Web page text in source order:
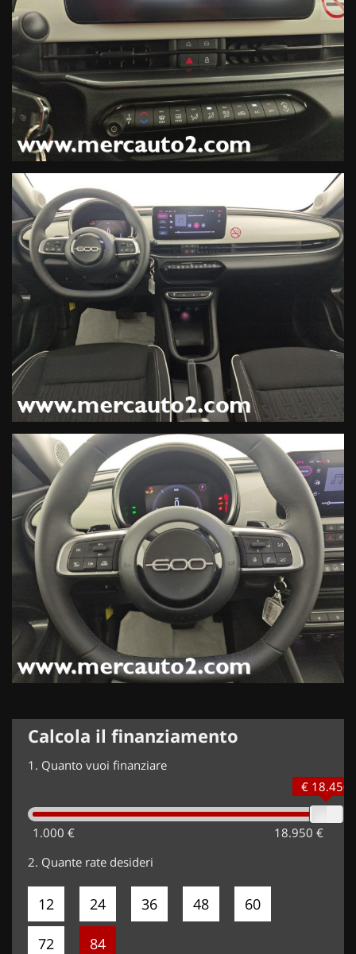
Calcola il finanziamento
1. Quanto vuoi finanziare
1.000 € 18.950 €
€ 18.450
2. Quante rate desideri
12 24 36 48 60
72 84